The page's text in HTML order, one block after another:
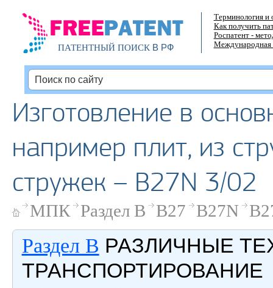
ПАТЕНТНЫЙ ПОИСКВ РФ
Терминология и
Как получить
Роспатент -
Международная
Изготовление в
например плит, из
стружек – B27N 3/02
МПК Раздел B B27 B27N
Раздел B РАЗЛИЧНЫЕ
ТРАНСПОРТИРОВАНИЕ